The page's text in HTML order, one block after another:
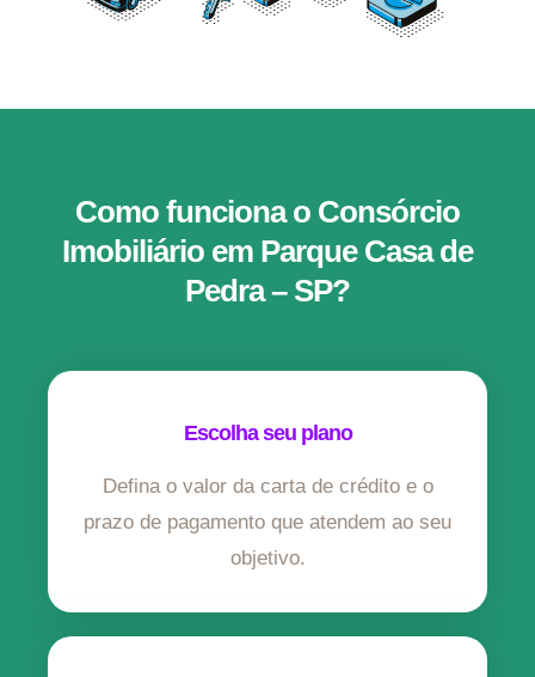
Como funciona o Consórcio
Imobiliário em Parque Casa de
Pedra – SP?
Escolha seu plano
Defina o valor da carta de crédito e o
prazo de pagamento que atendem ao seu
objetivo.